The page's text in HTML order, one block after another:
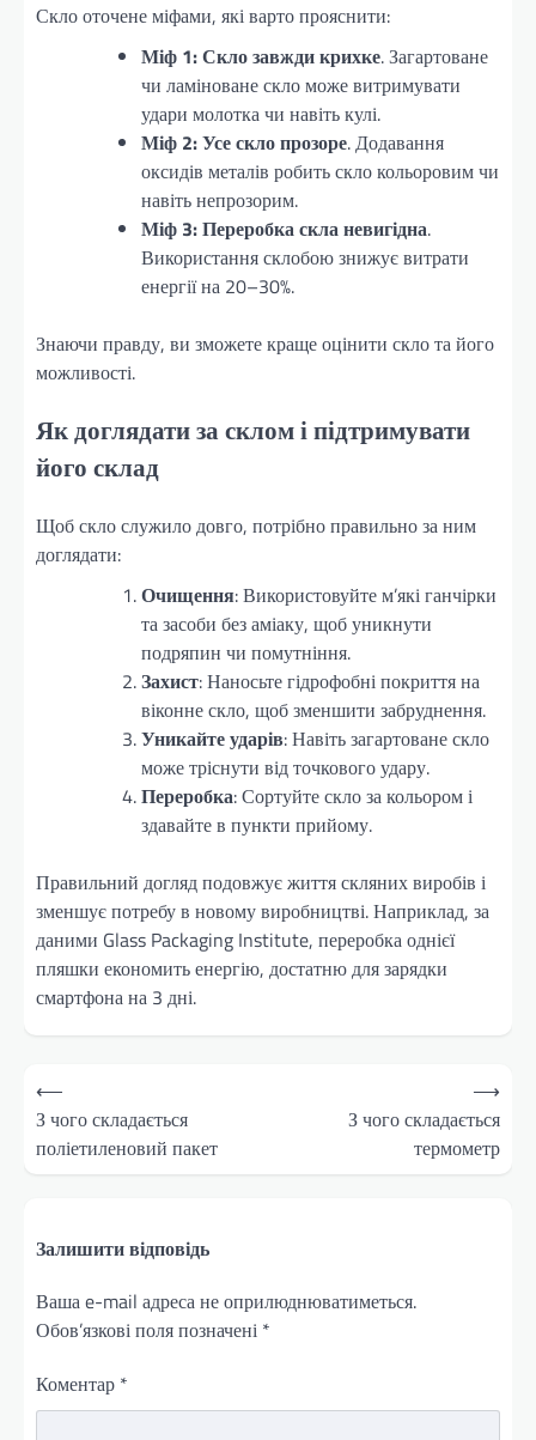
Скло оточене міфами, які варто прояснити:
Міф 1: Скло завжди крихке. Загартоване
чи ламіноване скло може витримувати
удари молотка чи навіть кулі.
Міф 2: Усе скло прозоре. Додавання
оксидів металів робить скло кольоровим чи
навіть непрозорим.
Міф 3: Переробка скла невигідна.
Використання склобою знижує витрати
енергії на 20–30%.
Знаючи правду, ви зможете краще оцінити скло та його
можливості.
Як доглядати за склом і підтримувати
його склад
Щоб скло служило довго, потрібно правильно за ним
доглядати:
Очищення: Використовуйте м’які ганчірки
та засоби без аміаку, щоб уникнути
подряпин чи помутніння.
Захист: Наносьте гідрофобні покриття на
віконне скло, щоб зменшити забруднення.
Уникайте ударів: Навіть загартоване скло
може тріснути від точкового удару.
Переробка: Сортуйте скло за кольором і
здавайте в пункти прийому.
Правильний догляд подовжує життя скляних виробів і
зменшує потребу в новому виробництві. Наприклад, за
даними Glass Packaging Institute, переробка однієї
пляшки економить енергію, достатню для зарядки
смартфона на 3 дні.
Навігація
записів
⟵
З чого складається
поліетиленовий пакет
З чого складається
термометр
⟶
Залишити відповідь
Ваша e-mail адреса не оприлюднюватиметься.
Обов’язкові поля позначені *
Коментар *